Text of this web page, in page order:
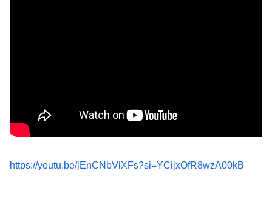
https://youtu.be/jEnCNbViXFs?si=YCijxOfR8wzA00kB